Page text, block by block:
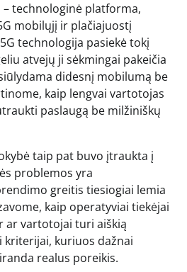
technologinė platforma,
mobilųjį ir plačiajuostį
technologija pasiekė tokį
atvejų ji sėkmingai pakeičia
didesnį mobilumą be
kaip lengvai vartotojas
paslaugą be milžiniškų
taip pat buvo įtraukta į
problemos yra
greitis tiesiogiai lemia
kaip operatyviai tiekėjai
ar vartotojai turi aiškią
kriterijai, kuriuos dažnai
realus poreikis.